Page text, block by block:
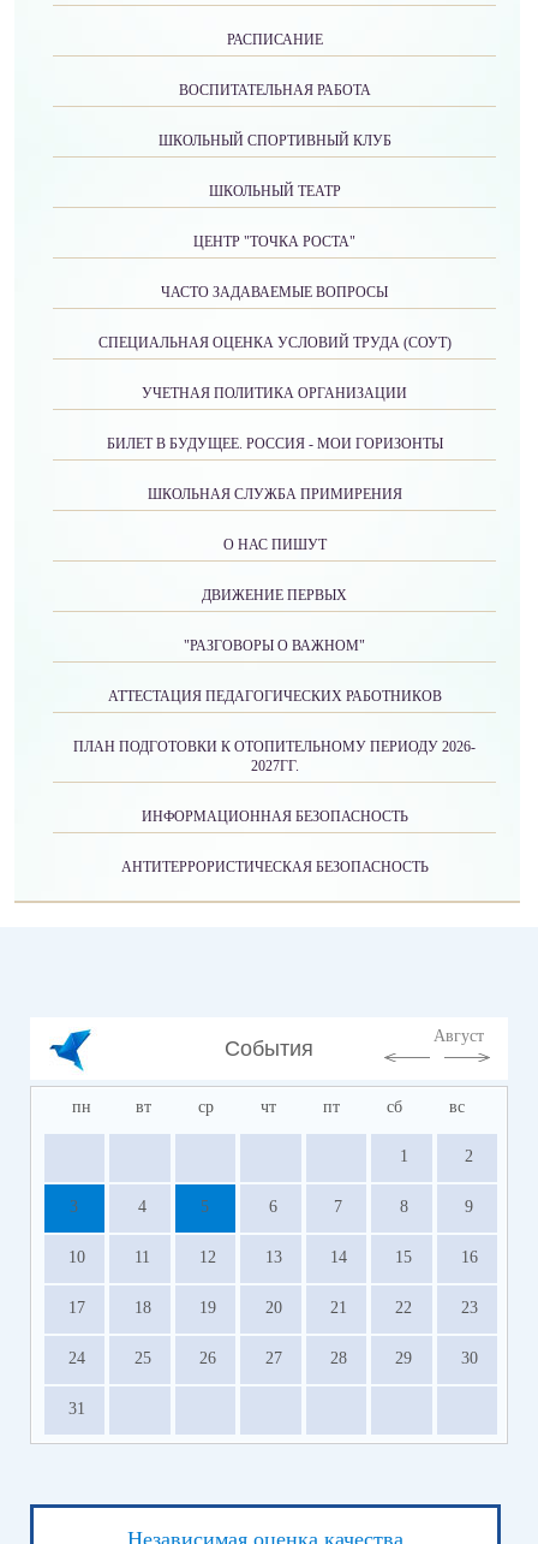
РАСПИСАНИЕ
ВОСПИТАТЕЛЬНАЯ РАБОТА
ШКОЛЬНЫЙ СПОРТИВНЫЙ КЛУБ
ШКОЛЬНЫЙ ТЕАТР
ЦЕНТР "ТОЧКА РОСТА"
ЧАСТО ЗАДАВАЕМЫЕ ВОПРОСЫ
СПЕЦИАЛЬНАЯ ОЦЕНКА УСЛОВИЙ ТРУДА (СОУТ)
УЧЕТНАЯ ПОЛИТИКА ОРГАНИЗАЦИИ
БИЛЕТ В БУДУЩЕЕ. РОССИЯ - МОИ ГОРИЗОНТЫ
ШКОЛЬНАЯ СЛУЖБА ПРИМИРЕНИЯ
О НАС ПИШУТ
ДВИЖЕНИЕ ПЕРВЫХ
"РАЗГОВОРЫ О ВАЖНОМ"
АТТЕСТАЦИЯ ПЕДАГОГИЧЕСКИХ РАБОТНИКОВ
ПЛАН ПОДГОТОВКИ К ОТОПИТЕЛЬНОМУ ПЕРИОДУ 2026-
2027ГГ.
ИНФОРМАЦИОННАЯ БЕЗОПАСНОСТЬ
АНТИТЕРРОРИСТИЧЕСКАЯ БЕЗОПАСНОСТЬ
События
Август
пн вт ср чт пт сб вс
1 2
3 4 5 6 7 8 9
10 11 12 13 14 15 16
17 18 19 20 21 22 23
24 25 26 27 28 29 30
31